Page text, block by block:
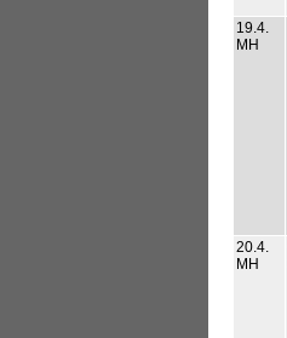
19.4.
MH
20.4.
MH